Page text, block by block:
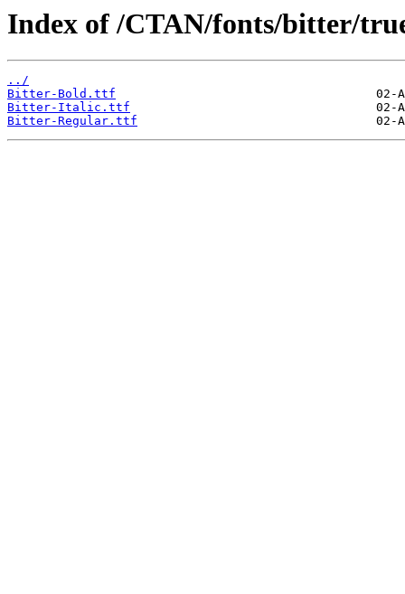
Index of /CTAN/fonts/bitter/
../
Bitter-Bold.ttf
Bitter-Italic.ttf
Bitter-Regular.ttf